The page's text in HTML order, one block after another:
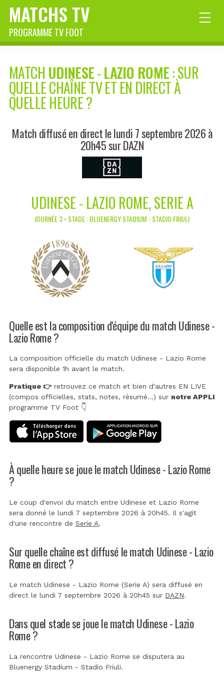
MATCHS TV
PROGRAMME TV FOOT
MATCH UDINESE-LAZIO ROME: SUR
QUELLE CHAÎNE TV ET EN DIRECT À
QUELLE HEURE ?
Match diffusé en direct le lundi 7 septembre 2026 à
20h45 sur DAZN
UDINESE - LAZIO ROME, SERIE A
JOURNÉE 3 • STADE : BLUENERGY STADIUM - STADIO FRIULI
Quelle est la composition d'équipe du match Udinese -
Lazio Rome ?
La composition officielle du match Udinese - Lazio Rome
sera disponible 1h avant le match.
Pratique 👉retrouvez ce match et bien d'autres EN LIVE
(compos officielles, stats, notes, résumé...) sur notre APPLI
programme TV Foot 👇
À quelle heure se joue le match Udinese - Lazio Rome
?
Le coup d'envoi du match entre Udinese et Lazio Rome
sera donné le lundi 7 septembre 2026 à 20h45. Il s'agit
d'une rencontre de Serie A.
Sur quelle chaîne est diffusé le match Udinese - Lazio
Rome en direct ?
Le match Udinese - Lazio Rome (Serie A) sera diffusé en
direct le lundi 7 septembre 2026 à 20h45 sur DAZN.
Dans quel stade se joue le match Udinese - Lazio
Rome ?
La rencontre Udinese - Lazio Rome se disputera au
Bluenergy Stadium - Stadio Friuli.